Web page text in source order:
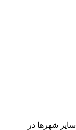
سایر شهرها در